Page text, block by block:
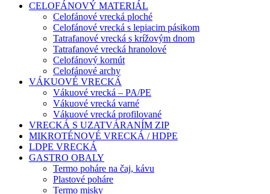
CELOFÁNOVÝ MATERIÁL
Celofánové vrecká ploché
Celofánové vrecká s lepiacim pásikom
Tatrafanové vrecká s krížovým dnom
Tatrafanové vrecká hranolové
Celofánový kornút
Celofánové archy
VÁKUOVÉ VRECKÁ
Vákuové vrecká – PA/PE
Vákuové vrecká varné
Vákuové vrecká profilované
VRECKÁ S UZATVÁRANÍM ZIP
MIKROTÉNOVÉ VRECKÁ / HDPE
LDPE VRECKÁ
GASTRO OBALY
Termo poháre na čaj, kávu
Plastové poháre
Termo misky